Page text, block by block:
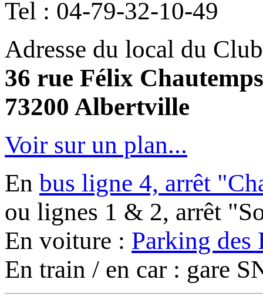
Tel : 04-79-32-10-49
Adresse du local du
36 rue Félix Chautemps
73200 Albertville
Voir sur un plan...
En bus ligne 4, arrêt
ou lignes 1 & 2, arrêt
En voiture : Parking des
En train / en car : gare